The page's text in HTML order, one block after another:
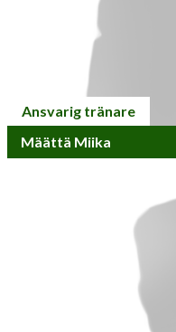
Ansvarig tränare
Määttä Miika